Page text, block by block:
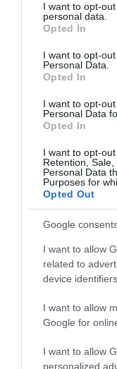
not limited to your
grant or deny
use your data for
consent section.
I want to opt-
personal data.
Opted In
I want to opt-
Personal Data.
Opted In
I want to opt-
Personal Data
Opted In
I want to opt-
Retention,
Personal Data
Purposes for
Opted Out
Google
I want to allow
related to
device
I want to allow
Google for
I want to allow
personalized
ημίωρο που δεν
όμως καλύτερα
Ο τραυματισμός
σε κόρνερ ο
ευκαιρία της ΑΕΚ
κυριότερες
ανάπαυλα.
Στην επανάληψη,
υποτονικός, με
έλεγχο και να
προσπάθησε να
Η πρώτη φάση
καταγράφηκε στο